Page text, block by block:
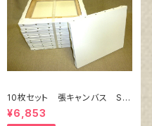
10枚セット 張キャンバス Sn
owWhite SPC（綿・ポリエステ
ル）F4 333㎜×242㎜
¥6,853